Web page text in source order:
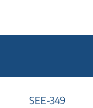
SEE-349